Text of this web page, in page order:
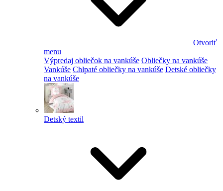
Otvoriť
menu
Výpredaj obliečok na vankúše Obliečky na vankúše
Vankúše Chlpaté obliečky na vankúše Detské obliečky
na vankúše
Detský textil